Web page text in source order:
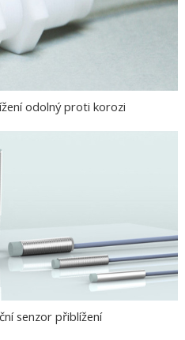
odolný proti korozi
senzor přiblížení